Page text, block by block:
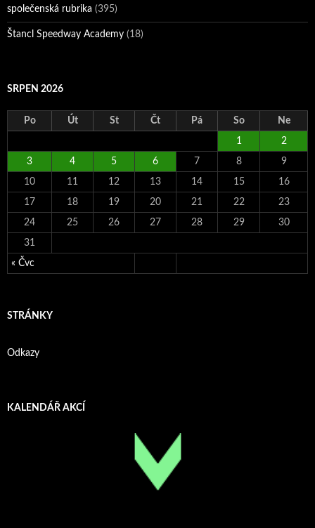
společenská rubrika (395)
Štancl Speedway Academy (18)
SRPEN 2026
Po Út St Čt Pá So Ne
« Čvc
1 2
3 4 5 6 7 8 9
10 11 12 13 14 15 16
17 18 19 20 21 22 23
24 25 26 27 28 29 30
31
STRÁNKY
Odkazy
KALENDÁŘ AKCÍ